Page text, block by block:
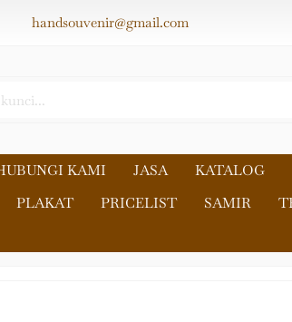
handsouvenir@gmail.com
KAMI JASA KATALOG
PLAKAT PRICELIST SAMIR